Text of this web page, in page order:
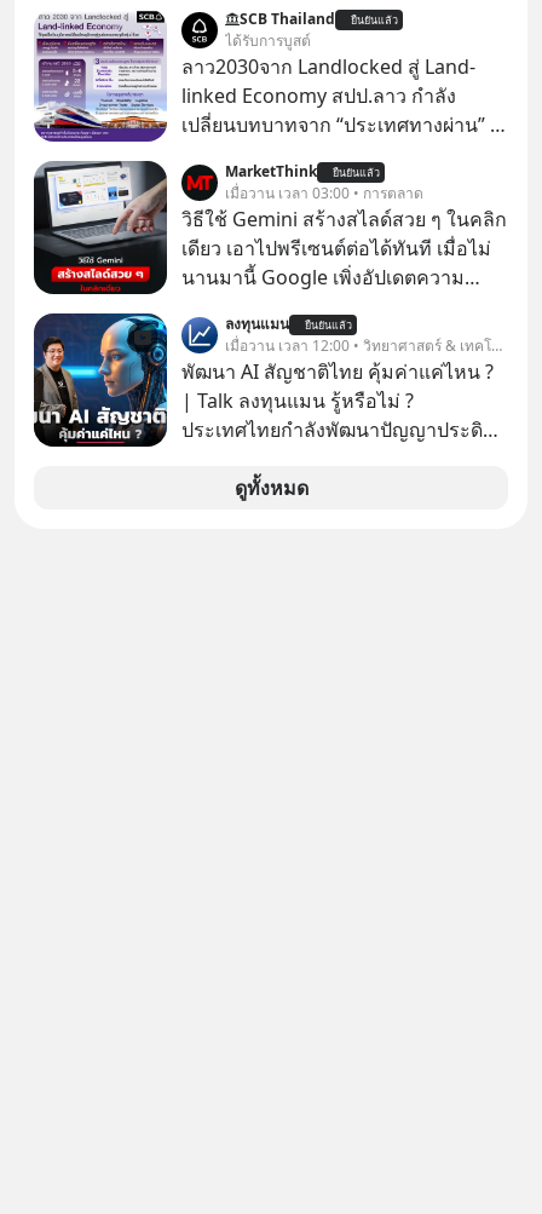
SCB Thailand ยืนยันแล้ว
ได้รับการบูสต์
ลาว2030จาก Landlocked สู่ Land-
linked Economy สปป.ลาว กำลัง
เปลี่ยนบทบาทจาก “ประเทศทางผ่าน” สู่
ของอนุภูมิภาคลุ่มแม่น้ำโขง
MarketThink ยืนยันแล้ว
เมื่อวาน เวลา 03:00 • การตลาด
วิธีใช้ Gemini สร้างสไลด์สวย ๆ ในคลิก
เดียว เอาไปพรีเซนต์ต่อได้ทันที เมื่อไม่
นานมานี้ Google เพิ่งอัปเดตความ
สามารถใช้ Gemini ช่วยสร้างสไลด์นำ
เสนอแบบสวย ๆ ได้ในคลิกเดียว ไม่ต้อง
เสียเวลาทำเองอีกต่อไป
ลงทุนแมน ยืนยันแล้ว
เมื่อวาน เวลา 12:00 • วิทยาศาสตร์ & เทคโนโลยี
พัฒนา AI สัญชาติไทย คุ้มค่าแค่ไหน ?
| Talk ลงทุนแมน รู้หรือไม่ ?
ประเทศไทยกำลังพัฒนาปัญญาประดิษฐ์
“ThaiLLM” เพื่อให้คนไทยมีโครงสร้าง
ดูทั้งหมด